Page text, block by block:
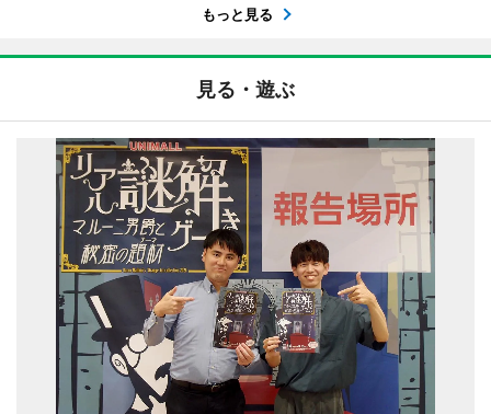
もっと見る
見る・遊ぶ